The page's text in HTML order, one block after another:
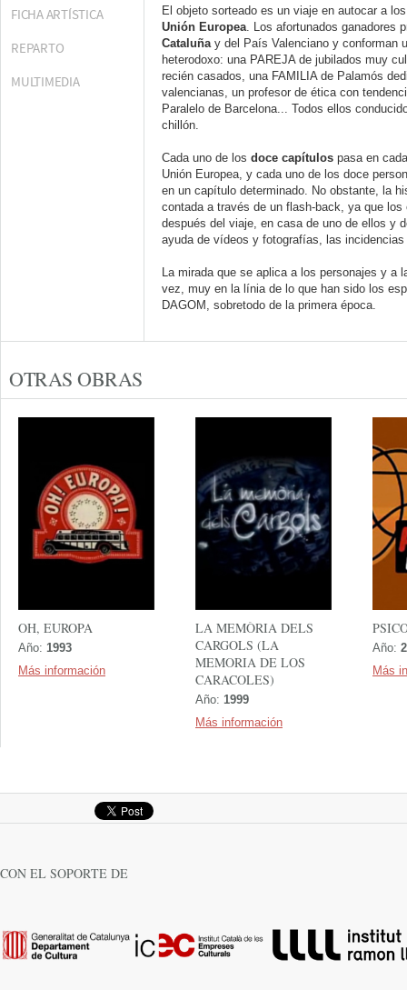
FICHA ARTÍSTICA
REPARTO
MULTIMEDIA
El objeto sorteado es un viaje en autocar a
Unión Europea. Los afortunados ganadores
Cataluñay del País Valenciano y conforman
heterodoxo: una PAREJA de jubilados muy
recién casados, una FAMILIA de Palamós
valencianas, un profesor de ética con
Paralelo de Barcelona... Todos ellos
chillón.
Cada uno de los doce capítulos pasa en
Unión Europea, y cada uno de los doce
en un capítulo determinado. No obstante, la
contada a través de un flash-back, ya que
después del viaje, en casa de uno de ellos y
ayuda de vídeos y fotografías, las
La mirada que se aplica a los personajes y a
vez, muy en la línia de lo que han sido los
DAGOM, sobretodo de la primera época.
OTRAS OBRAS
OH, EUROPA
Año: 1993
Más información
LA MEMÒRIA DELS
CARGOLS (LA
MEMORIA DE LOS
CARACOLES)
Año: 1999
Más información
Año:
Más
CON EL SOPORTE DE